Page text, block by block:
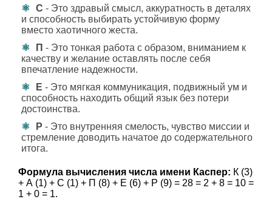
С - Это здравый смысл, аккуратность в деталях
и способность выбирать устойчивую форму
вместо хаотичного жеста.
П - Это тонкая работа с образом, вниманием к
качеству и желание оставлять после себя
впечатление надежности.
Е - Это мягкая коммуникация, подвижный ум и
способность находить общий язык без потери
достоинства.
Р - Это внутренняя смелость, чувство миссии и
стремление доводить начатое до содержательного
итога.
Формула вычисления числа имени Каспер: К (3)
+ А (1) + С (1) + П (8) + Е (6) + Р (9) = 28 = 2 + 8 = 10 =
1 + 0 = 1.